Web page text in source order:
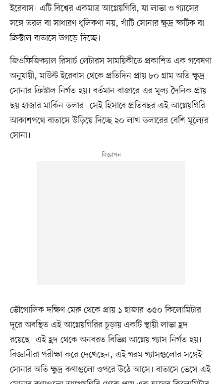
ইরেবাস। এটি বিশ্বের একমাত্র আগ্নেয়গিরি, যা লাভা ও গ্যাসের
সঙ্গে তরল বা সাধারণ ধূলিকণা নয়, খাঁটি সোনার ক্ষুদ্র স্ফটিক বা
ক্রিস্টাল বাতাসে উগড়ে দিচ্ছে।
জিওফিজিক্যাল রিসার্চ লেটারস সাময়িকীতে প্রকাশিত এক গবেষণা
অনুযায়ী, মাউন্ট ইরেবাস থেকে প্রতিদিন প্রায় ৮০ গ্রাম অতি ক্ষুদ্র
সোনার ক্রিস্টাল নির্গত হয়। বর্তমান বাজারে এর মূল্য দৈনিক প্রায়
ছয় হাজার মার্কিন ডলার। সেই হিসাবে প্রতিবছর এই আগ্নেয়গিরি
আকাশপথে বাতাসে উড়িয়ে দিচ্ছে ২০ লাখ ডলারের বেশি মূল্যের
সোনা।
ভৌগোলিক দক্ষিণ মেরু থেকে প্রায় ১ হাজার ৩৫০ কিলোমিটার
দূরে অবস্থিত এই আগ্নেয়গিরির চূড়ায় একটি স্থায়ী লাভা হ্রদ
রয়েছে। এই হ্রদ থেকে অনবরত বিভিন্ন আগ্নেয় গ্যাস নির্গত হয়।
বিজ্ঞানীরা পরীক্ষা করে দেখেছেন, এই গরম গ্যাসগুলোর সঙ্গেই
সোনার অতি ক্ষুদ্র কণাগুলো ওপরে উঠে আসে। বাতাসে ভেসে এই